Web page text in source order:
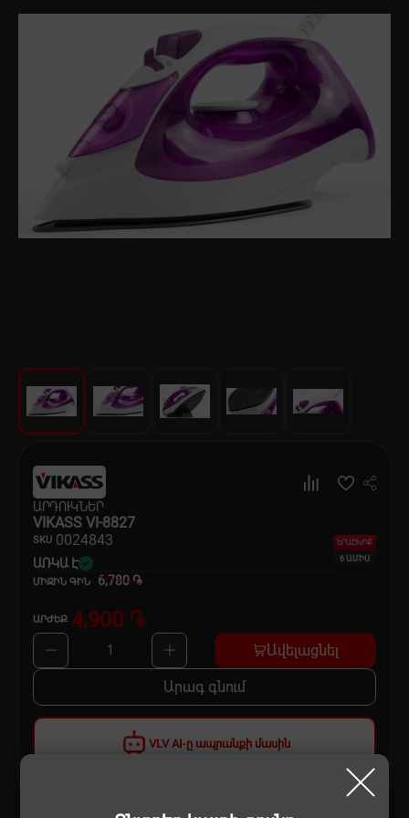
Խոհանոցի համար
Գեղեցկություն և խնամք
Ավտոմեքենաների աուդիոտեխնիկա
Սանկերամիկա
Տեքստիլ
Սպասք
Տնտեսական ապրանքներ
Ինքնագնացներ և ինքնագլորներ
VLV AI-ը ապրանքի մասին
ԱՐԴՈՒԿՆԵՐ
VIKASS VI-8827
SKU 0024843
ԱՌԿԱ Է
ԵՐԱՇԽԻՔ
6 ԱՄԻՍ
ՄԻՋԻՆ ԳԻՆ 6,780 ֏
ԱՐԺԵՔ 4,900 ֏
1 Ավելացնել
Արագ գնում